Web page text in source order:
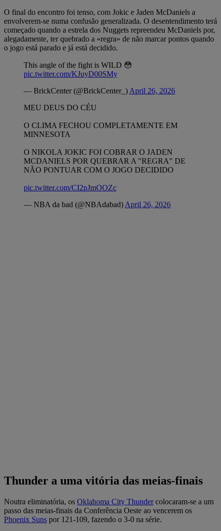
O final do encontro foi tenso, com Jokic e Jaden McDaniels a
envolverem-se numa confusão generalizada. O desentendimento terá
começado quando a estrela dos Nuggets repreendeu McDaniels por,
alegadamente, ter quebrado a «regra» de não marcar pontos quando
o jogo está parado e já está decidido.
This angle of the fight is WILD 😳
pic.twitter.com/KJuyD00SMy
— BrickCenter (@BrickCenter_) April 26, 2026
MEU DEUS DO CÉU
O CLIMA FECHOU COMPLETAMENTE EM
MINNESOTA
O NIKOLA JOKIC FOI COBRAR O JADEN
MCDANIELS POR QUEBRAR A "REGRA" DE
NÃO PONTUAR COM O JOGO DECIDIDO
pic.twitter.com/CI2pJmOOZc
— NBA da bad (@NBAdabad) April 26, 2026
Thunder a uma vitória das meias-finais
Noutra eliminatória, os Oklahoma City Thundercolocaram-se a um
passo das meias-finais da Conferência Oeste ao vencerem os
Phoenix Suns por 121-109, fazendo o 3-0 na série.